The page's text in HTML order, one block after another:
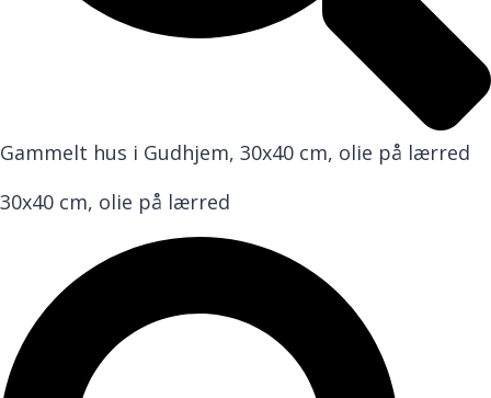
Gammelt hus i Gudhjem, 30x40 cm, olie på lærred
30x40 cm, olie på lærred